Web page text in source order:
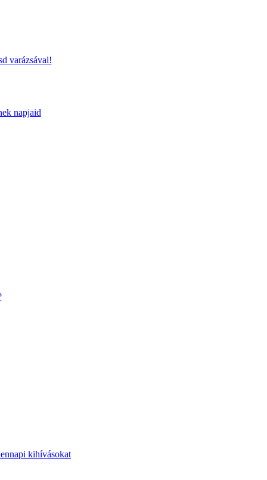
varázsával!
napjaid
kihívásokat